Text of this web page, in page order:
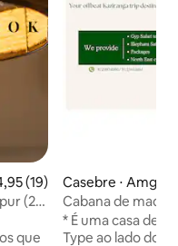
de uma avaliação média
(19)
(2
que
Casebre ⋅ Amguri
Cabana de
Burapahar,
* É uma casa de
Type ao lado do